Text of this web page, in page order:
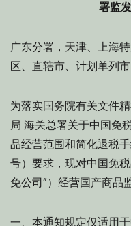
署监
广东分署，天津、上海
区、直辖市、计划单列
为落实国务院有关文件
局 海关总署关于中国免
品经营范围和简化退税
号）要求，现对中国免
免公司”）经营国产商
一、本通知规定仅适用